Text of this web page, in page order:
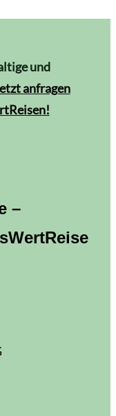
und
anfragen
–